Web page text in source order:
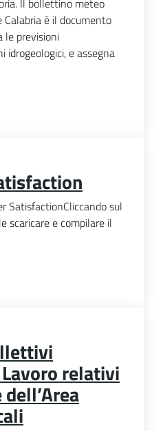
Il bollettino meteo
è il documento
le previsioni
idrogeologici, e assegna
SatisfactionCliccando sul
scaricare e compilare il
relativi